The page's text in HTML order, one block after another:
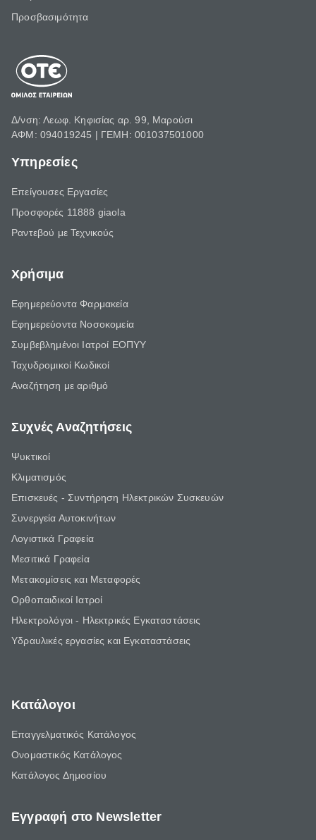
Προσβασιμότητα
Δ/νση: Λεωφ. Κηφισίας αρ. 99, Μαρούσι
ΑΦΜ: 094019245 | ΓΕΜΗ: 001037501000
Υπηρεσίες
Επείγουσες Εργασίες
Προσφορές 11888 giaola
Ραντεβού με Τεχνικούς
Χρήσιμα
Εφημερεύοντα Φαρμακεία
Εφημερεύοντα Νοσοκομεία
Συμβεβλημένοι Ιατροί ΕΟΠΥΥ
Ταχυδρομικοί Κωδικοί
Αναζήτηση με αριθμό
Συχνές Αναζητήσεις
Ψυκτικοί
Κλιματισμός
Επισκευές - Συντήρηση Ηλεκτρικών Συσκευών
Συνεργεία Αυτοκινήτων
Λογιστικά Γραφεία
Μεσιτικά Γραφεία
Μετακομίσεις και Μεταφορές
Ορθοπαιδικοί Ιατροί
Ηλεκτρολόγοι - Ηλεκτρικές Εγκαταστάσεις
Υδραυλικές εργασίες και Εγκαταστάσεις
Κατάλογοι
Επαγγελματικός Κατάλογος
Ονομαστικός Κατάλογος
Κατάλογος Δημοσίου
Εγγραφή στο Newsletter